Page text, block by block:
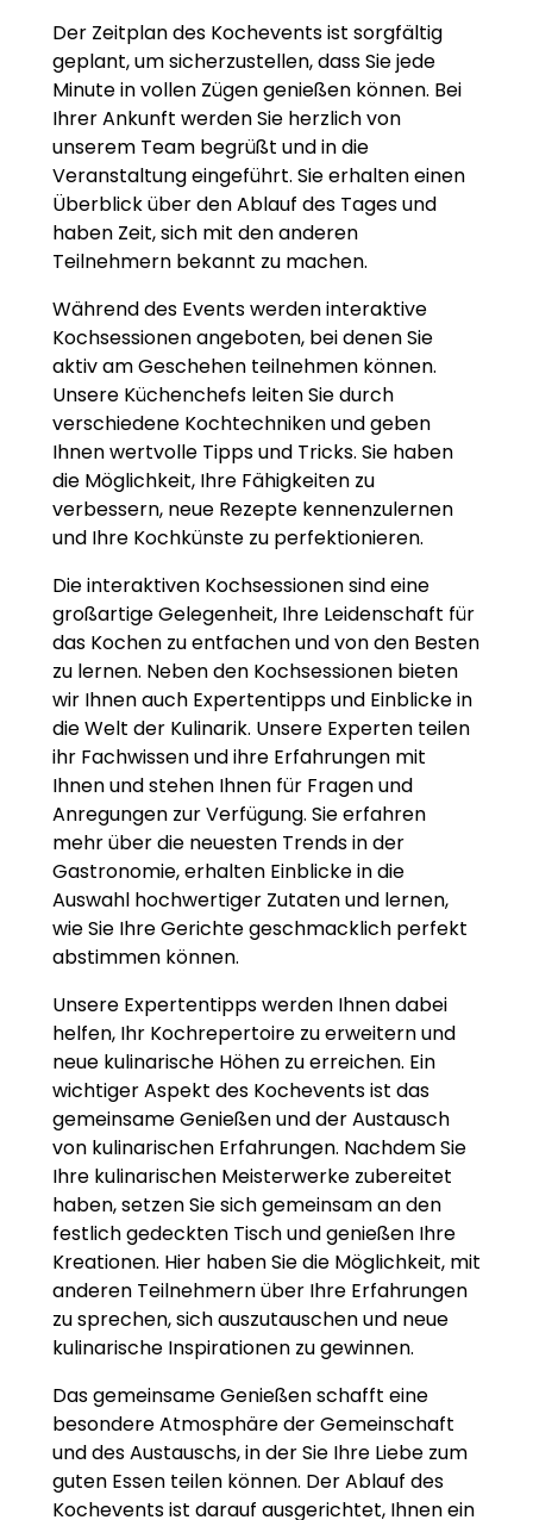
Der Zeitplan des Kochevents ist sorgfältig
geplant, um sicherzustellen, dass Sie jede
Minute in vollen Zügen genießen können. Bei
Ihrer Ankunft werden Sie herzlich von
unserem Team begrüßt und in die
Veranstaltung eingeführt. Sie erhalten einen
Überblick über den Ablauf des Tages und
haben Zeit, sich mit den anderen
Teilnehmern bekannt zu machen.
Während des Events werden interaktive
Kochsessionen angeboten, bei denen Sie
aktiv am Geschehen teilnehmen können.
Unsere Küchenchefs leiten Sie durch
verschiedene Kochtechniken und geben
Ihnen wertvolle Tipps und Tricks. Sie haben
die Möglichkeit, Ihre Fähigkeiten zu
verbessern, neue Rezepte kennenzulernen
und Ihre Kochkünste zu perfektionieren.
Die interaktiven Kochsessionen sind eine
großartige Gelegenheit, Ihre Leidenschaft für
das Kochen zu entfachen und von den Besten
zu lernen. Neben den Kochsessionen bieten
wir Ihnen auch Expertentipps und Einblicke in
die Welt der Kulinarik. Unsere Experten teilen
ihr Fachwissen und ihre Erfahrungen mit
Ihnen und stehen Ihnen für Fragen und
Anregungen zur Verfügung. Sie erfahren
mehr über die neuesten Trends in der
Gastronomie, erhalten Einblicke in die
Auswahl hochwertiger Zutaten und lernen,
wie Sie Ihre Gerichte geschmacklich perfekt
abstimmen können.
Unsere Expertentipps werden Ihnen dabei
helfen, Ihr Kochrepertoire zu erweitern und
neue kulinarische Höhen zu erreichen. Ein
wichtiger Aspekt des Kochevents ist das
gemeinsame Genießen und der Austausch
von kulinarischen Erfahrungen. Nachdem Sie
Ihre kulinarischen Meisterwerke zubereitet
haben, setzen Sie sich gemeinsam an den
festlich gedeckten Tisch und genießen Ihre
Kreationen. Hier haben Sie die Möglichkeit, mit
anderen Teilnehmern über Ihre Erfahrungen
zu sprechen, sich auszutauschen und neue
kulinarische Inspirationen zu gewinnen.
Das gemeinsame Genießen schafft eine
besondere Atmosphäre der Gemeinschaft
und des Austauschs, in der Sie Ihre Liebe zum
guten Essen teilen können. Der Ablauf des
Kochevents ist darauf ausgerichtet, Ihnen ein